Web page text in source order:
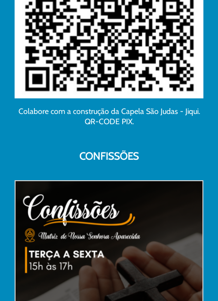
Colabore com a construção da Capela São Judas - Jiqui.
QR-CODE PIX.
CONFISSÕES